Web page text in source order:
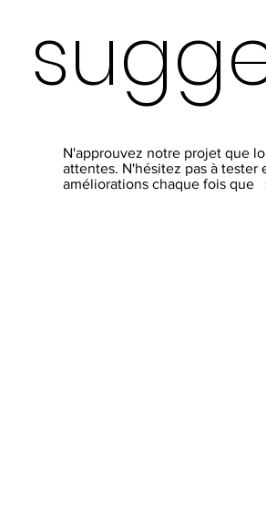
N'approuvez notre projet que
attentes. N'hésitez pas à tester
améliorations chaque fois que